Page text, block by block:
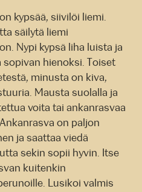
kypsää, siivilöi liemi.
säilytä liemi
Nypi kypsä liha luista ja
hienoksi. Toiset
minusta on kiva,
Mausta suolalla ja
voita tai ankanrasvaa
on paljon
ja saattaa viedä
sekin sopii hyvin. Itse
kuitenkin
Lusikoi valmis